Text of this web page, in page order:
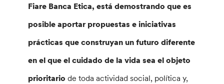
Fiare Banca Etica, está demostrando que es
posible aportar propuestas e iniciativas
prácticas que construyan un futuro diferente
en el que el cuidado de la vida sea el objeto
prioritariode toda actividad social, política y,